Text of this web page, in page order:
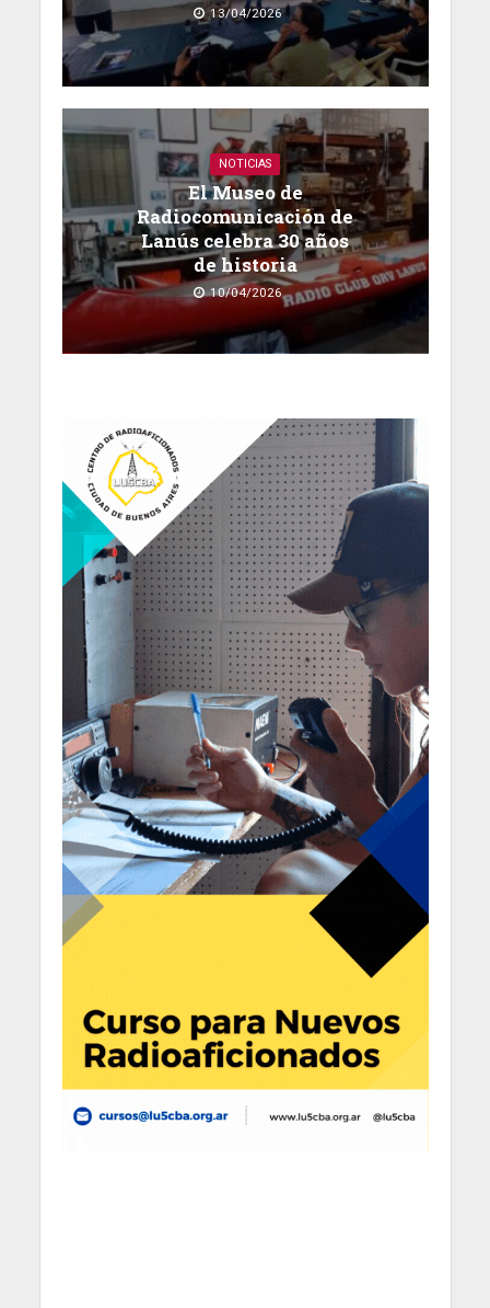
13/04/2026
NOTICIAS
El Museo de
Radiocomunicación de
Lanús celebra 30 años
de historia
10/04/2026